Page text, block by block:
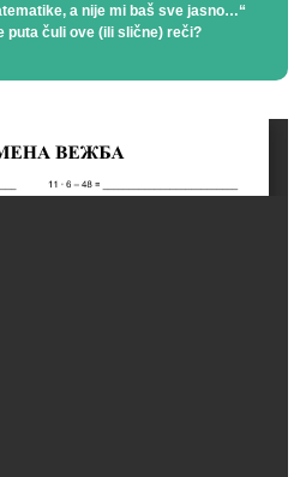
a nije mi baš sve jasno…“
puta čuli ove (ili slične) reči?